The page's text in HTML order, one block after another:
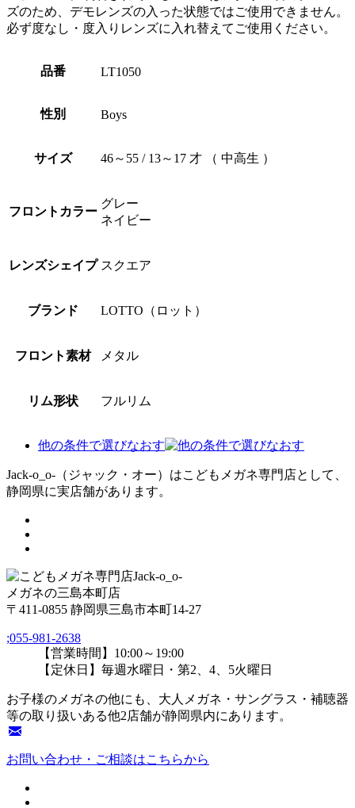
ズのため、デモレンズの入った状態ではご使用できません。
必ず度なし・度入りレンズに入れ替えてご使用ください。
品番 LT1050
性別 Boys
サイズ 46～55 / 13～17 才 （ 中高生 ）
フロントカラー
グレー
ネイビー
レンズシェイプ スクエア
ブランド LOTTO（ロット）
フロント素材 メタル
リム形状 フルリム
他の条件で選びなおす
Jack-o_o-（ジャック・オー）はこどもメガネ専門店として、
静岡県に実店舗があります。
メガネの三島本町店
〒411-0855 静岡県三島市本町14-27
;055-981-2638
【営業時間】10:00～19:00
【定休日】毎週水曜日・第2、4、5火曜日
お子様のメガネの他にも、大人メガネ・サングラス・補聴器
等の取り扱いある他2店舗が静岡県内にあります。
お問い合わせ・ご相談はこちらから